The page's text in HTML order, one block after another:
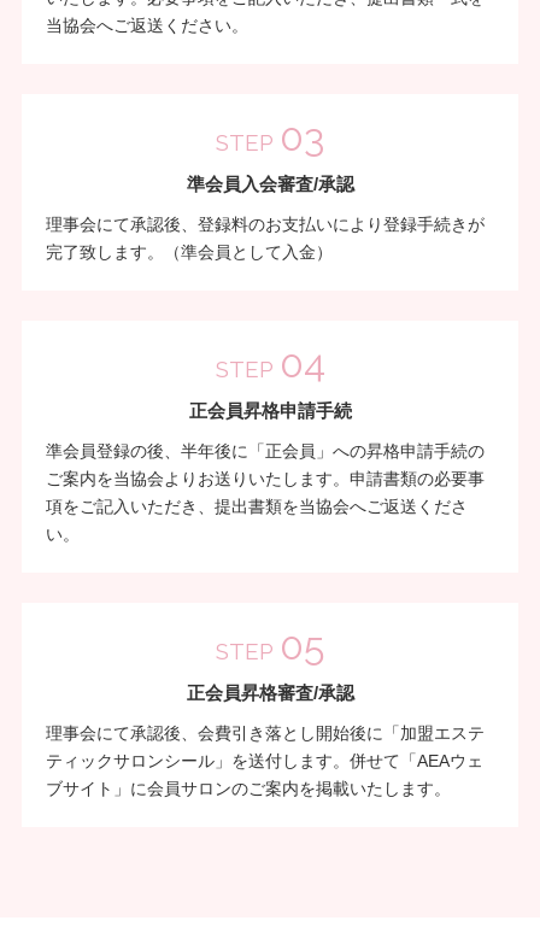
当協会へご返送ください。
STEP 03
準会員入会審査/承認
理事会にて承認後、登録料のお支払いにより登録手続きが
完了致します。（準会員として入金）
STEP 04
正会員昇格申請手続
準会員登録の後、半年後に「正会員」への昇格申請手続の
ご案内を当協会よりお送りいたします。申請書類の必要事
項をご記入いただき、提出書類を当協会へご返送くださ
い。
STEP 05
正会員昇格審査/承認
理事会にて承認後、会費引き落とし開始後に「加盟エステ
ティックサロンシール」を送付します。併せて「AEAウェ
ブサイト」に会員サロンのご案内を掲載いたします。